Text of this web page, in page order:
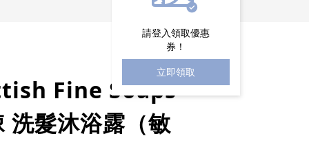
請登入領取優惠
券！
立即領取
Fine Soaps
洗髮沐浴露（敏